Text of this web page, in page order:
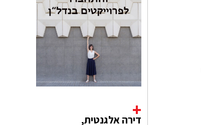
דירה אלגנטית,